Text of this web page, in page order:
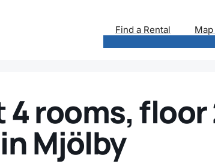
Find a Rental
rooms, floor
Mjölby